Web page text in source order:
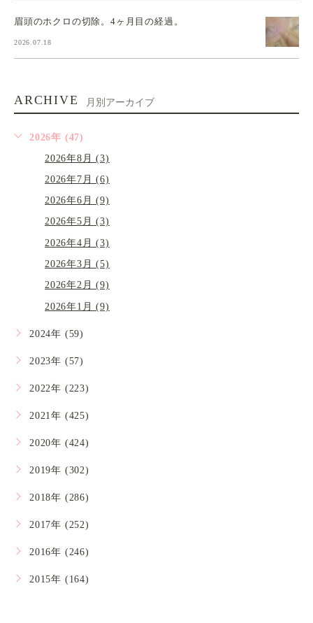
眉頭のホクロの切除。4ヶ月目の経過。
2026.07.18
ARCHIVE 月別アーカイブ
2026年 (47)
2026年8月 (3)
2026年7月 (6)
2026年6月 (9)
2026年5月 (3)
2026年4月 (3)
2026年3月 (5)
2026年2月 (9)
2026年1月 (9)
2024年 (59)
2023年 (57)
2022年 (223)
2021年 (425)
2020年 (424)
2019年 (302)
2018年 (286)
2017年 (252)
2016年 (246)
2015年 (164)